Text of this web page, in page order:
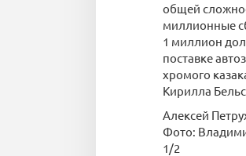
общей
миллионные
1 миллион
поставке
хромого
Кирилла
Алексей
Фото:
1/2